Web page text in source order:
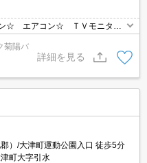
☆ エアコン☆ ＴＶモニター
室乾燥機付き☆ 居室内照明
菊陽バ
詳細を見る
）/大津町運動公園入口 徒歩5分
町大字引水